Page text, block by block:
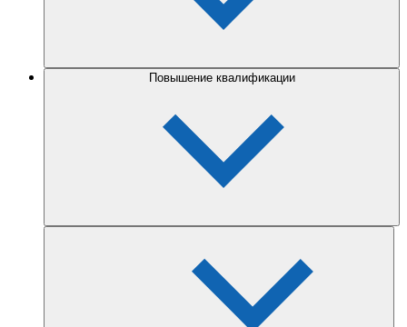
Повышение квалификации